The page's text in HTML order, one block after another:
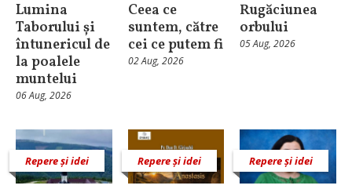
Lumina
Taborului și
întunericul de
la poalele
muntelui
06 Aug, 2026
Ceea ce
suntem, către
cei ce putem fi
02 Aug, 2026
Rugăciunea
orbului
05 Aug, 2026
Repere și idei Repere și idei Repere și idei